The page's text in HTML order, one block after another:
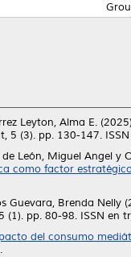
Leyton, Alma E. (2025)
5 (3). pp. 130-147.
de León, Miguel Angel y
como factor
Guevara, Brenda Nelly
(1). pp. 80-98. ISSN en
del consumo